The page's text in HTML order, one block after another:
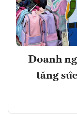
Doanh
tăng